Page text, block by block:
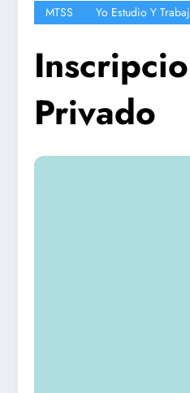
MTSS Yo Estudio Y
Privado